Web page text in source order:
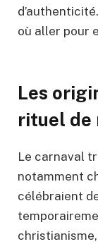
où aller pour
Les
rituel de
Le carnaval
notamment
célébraient